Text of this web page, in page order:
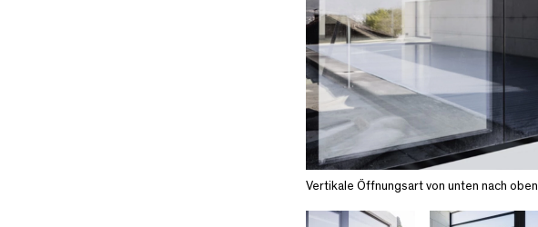
Vertikale Öffnungsart von unten nach oben